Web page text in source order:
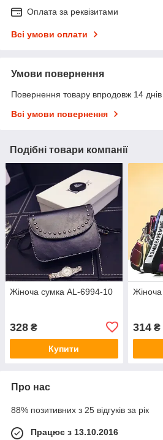
Оплата за реквізитами
Всі умови оплати
Умови повернення
Повернення товару впродовж 14
Всі умови повернення
Подібні товари компанії
Жіноча сумка AL-6994-10
328 ₴
Купити
314₴
Про нас
88% позитивних з 25 відгуків за рік
Працює з 13.10.2016